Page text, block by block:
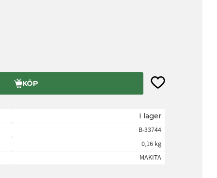
KÖP Lägg till i
I lager
B-33744
0,16 kg
MAKITA